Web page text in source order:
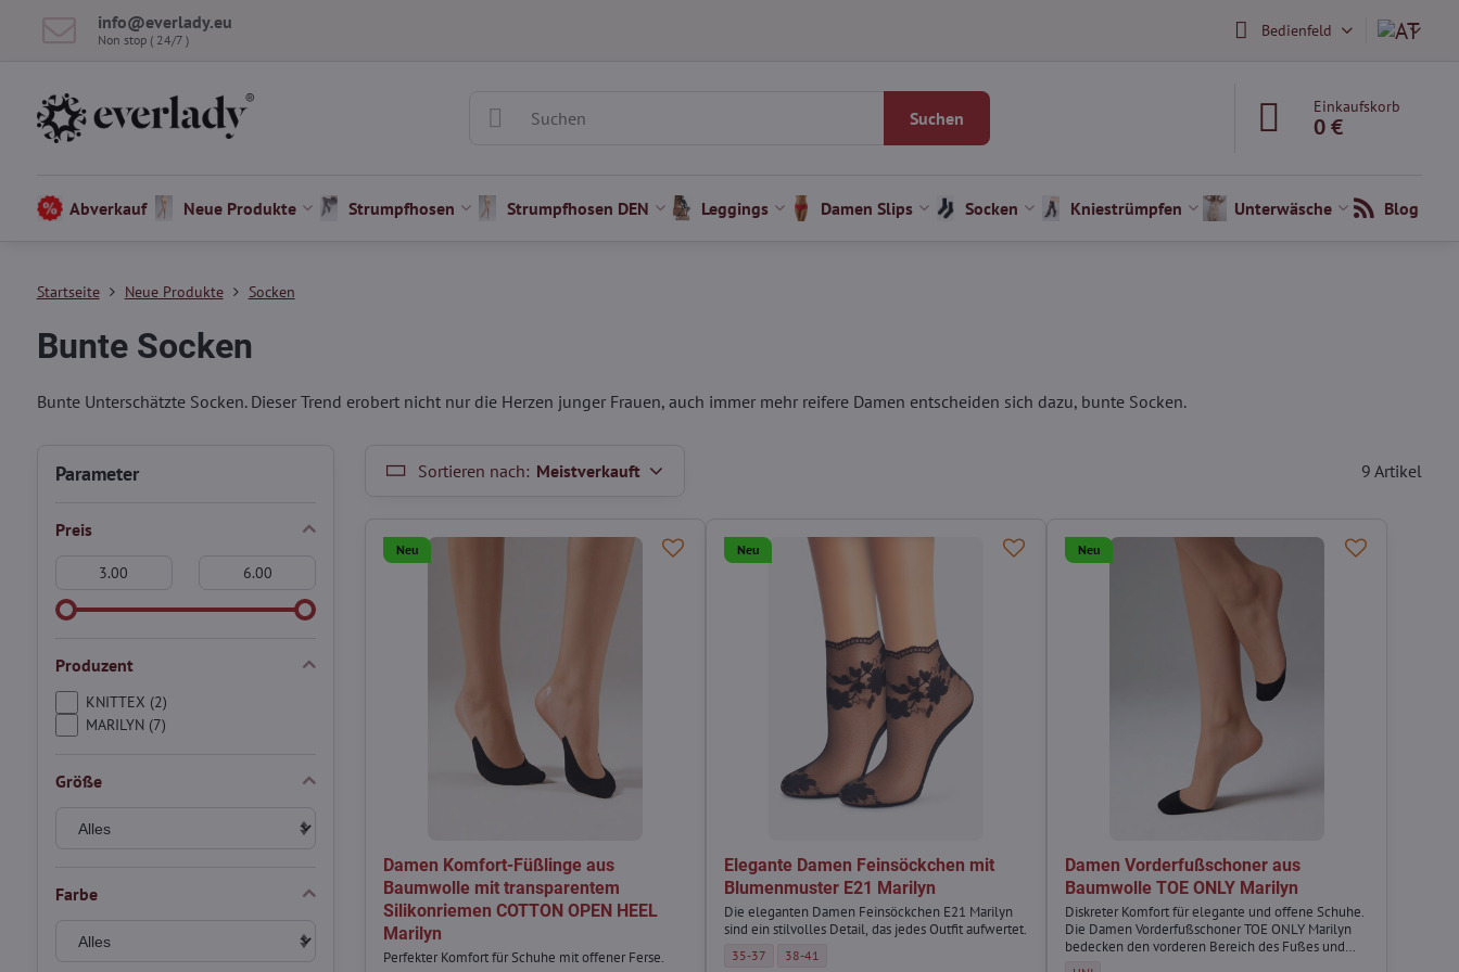
info​@everlady​.eu
Non stop ( 24/7 ) Bedienfeld
Suchen
Einkaufskorb
0 €
Abverkauf Neue Produkte Strumpfhosen Strumpfhosen DEN Leggings Damen Slips Socken Kniestrümpfen Unterwäsche Blog
Startseite Neue Produkte Socken
Bunte Socken
Bunte Unterschätzte Socken. Dieser Trend erobert nicht nur die Herzen junger Frauen, auch immer mehr reifere Damen entscheiden sich dazu, bunte Socken.
Sortieren nach: Meistverkauft 9 Artikel
Neu
Damen Komfort-Füßlinge aus
Baumwolle mit transparentem
Silikonriemen COTTON OPEN HEEL
Marilyn
Perfekter Komfort für Schuhe mit offener Ferse.
Neu
Elegante Damen Feinsöckchen mit
Blumenmuster E21 Marilyn
Die eleganten Damen Feinsöckchen E21 Marilyn
sind ein stilvolles Detail, das jedes Outfit aufwertet.
Elegante Damen Feinsöckchen mit Blumenmuster E21 Marilyn - Größe:
35-37 Elegante Damen Feinsöckchen mit Blumenmuster E21 Marilyn - Größe:
38-41
Neu
Damen Vorderfußschoner aus
Baumwolle TOE ONLY Marilyn
Diskreter Komfort für elegante und offene Schuhe.
Die Damen Vorderfußschoner TOE ONLY Marilyn
bedecken den vorderen Bereich des Fußes und
Parameter
Preis
Produzent
KNITTEX (2)
MARILYN (7)
Größe
Farbe